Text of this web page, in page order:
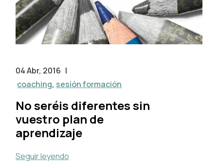
04 Abr, 2016 |
coaching, sesión formación
No seréis diferentes sin
vuestro plan de
aprendizaje
Seguir leyendo